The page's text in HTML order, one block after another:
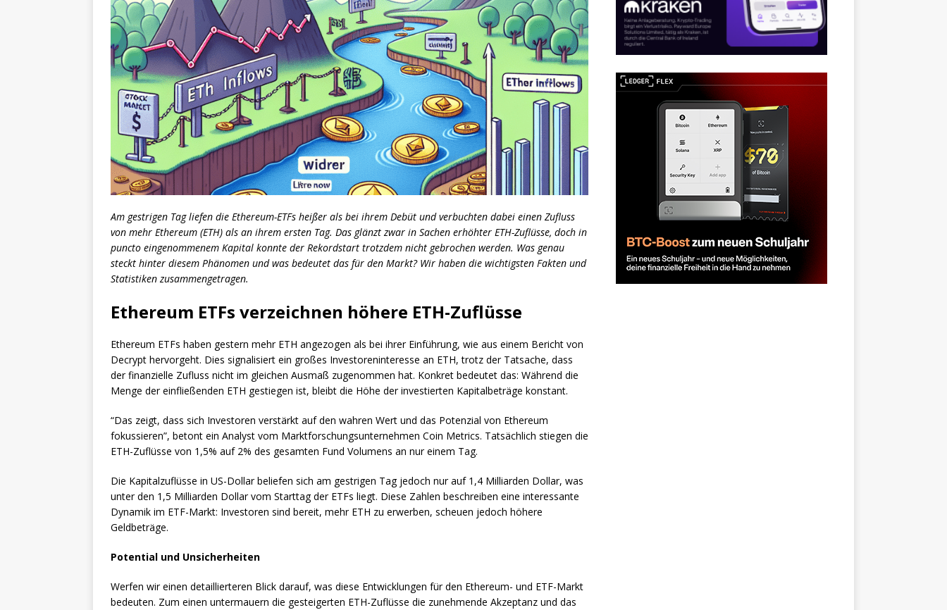
Am gestrigen Tag liefen die Ethereum-ETFs heißer als bei ihrem Debüt und verbuchten dabei einen Zufluss
von mehr Ethereum (ETH) als an ihrem ersten Tag. Das glänzt zwar in Sachen erhöhter ETH-Zuflüsse, doch in
puncto eingenommenem Kapital konnte der Rekordstart trotzdem nicht gebrochen werden. Was genau
steckt hinter diesem Phänomen und was bedeutet das für den Markt? Wir haben die wichtigsten Fakten und
Statistiken zusammengetragen.
Ethereum ETFs verzeichnen höhere ETH-Zuflüsse
Ethereum ETFs haben gestern mehr ETH angezogen als bei ihrer Einführung, wie aus einem Bericht von
Decrypt hervorgeht. Dies signalisiert ein großes Investoreninteresse an ETH, trotz der Tatsache, dass
der finanzielle Zufluss nicht im gleichen Ausmaß zugenommen hat. Konkret bedeutet das: Während die
Menge der einfließenden ETH gestiegen ist, bleibt die Höhe der investierten Kapitalbeträge konstant.
“Das zeigt, dass sich Investoren verstärkt auf den wahren Wert und das Potenzial von Ethereum
fokussieren”, betont ein Analyst vom Marktforschungsunternehmen Coin Metrics. Tatsächlich stiegen die
ETH-Zuflüsse von 1,5% auf 2% des gesamten Fund Volumens an nur einem Tag.
Die Kapitalzuflüsse in US-Dollar beliefen sich am gestrigen Tag jedoch nur auf 1,4 Milliarden Dollar, was
unter den 1,5 Milliarden Dollar vom Starttag der ETFs liegt. Diese Zahlen beschreiben eine interessante
Dynamik im ETF-Markt: Investoren sind bereit, mehr ETH zu erwerben, scheuen jedoch höhere
Geldbeträge.
Potential und Unsicherheiten
Werfen wir einen detaillierteren Blick darauf, was diese Entwicklungen für den Ethereum- und ETF-Markt
bedeuten. Zum einen untermauern die gesteigerten ETH-Zuflüsse die zunehmende Akzeptanz und das